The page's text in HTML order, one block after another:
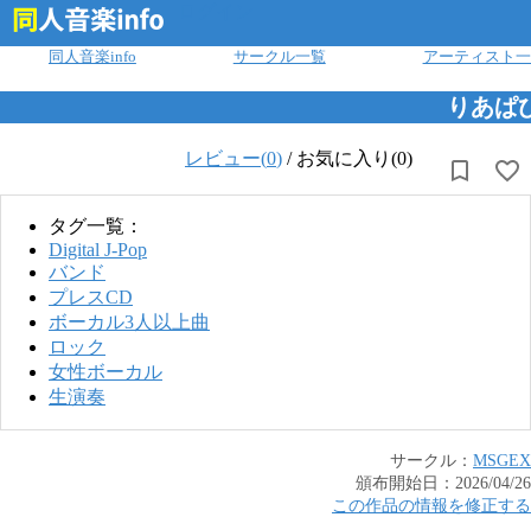
同人音楽info サークル一覧 アーティスト
りあぱ
レビュー(0) / お気に入り(0)
タグ一覧：
Digital J-Pop
バンド
プレスCD
ボーカル3人以上曲
ロック
女性ボーカル
生演奏
サークル： MSGEX
頒布開始日： 2026/04/26
この作品の情報を修正する